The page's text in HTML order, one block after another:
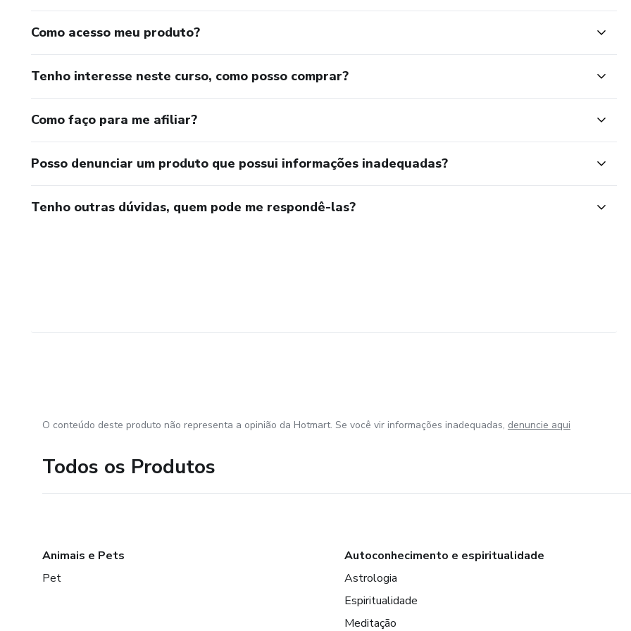
Como acesso meu produto?
Tenho interesse neste curso, como posso comprar?
Como faço para me afiliar?
Posso denunciar um produto que possui informações inadequadas?
Tenho outras dúvidas, quem pode me respondê-las?
O conteúdo deste produto não representa a opinião da Hotmart. Se você vir informações inadequadas, denuncie aqui
Todos os Produtos
Animais e Pets
Pet
Autoconhecimento e espiritualidade
Astrologia
Espiritualidade
Meditação